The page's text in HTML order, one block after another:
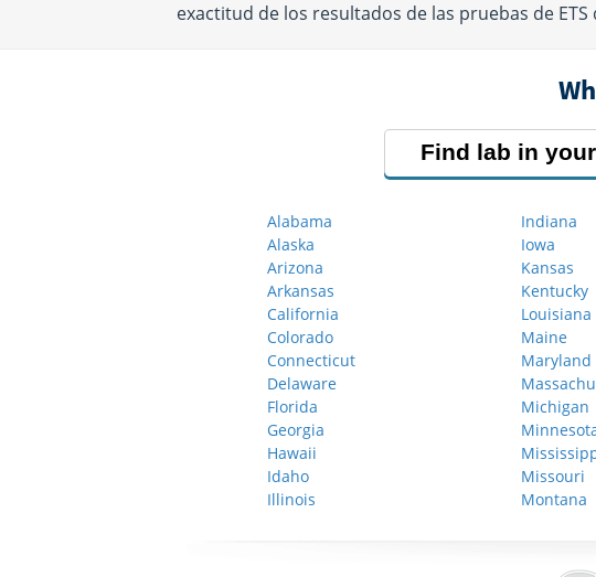
exactitud de los resultados de las pruebas de
Find lab in
Alabama
Alaska
Arizona
Arkansas
California
Colorado
Connecticut
Delaware
Florida
Georgia
Hawaii
Idaho
Illinois
Indiana
Iowa
Kansas
Kentucky
Louisiana
Maine
Maryland
Michigan
Missouri
Montana